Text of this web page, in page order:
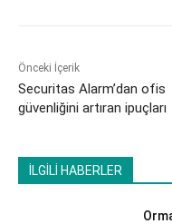
Önceki İçerik
Securitas Alarm’dan ofis
güvenliğini artıran ipuçları
İLGİLİ HABERLER